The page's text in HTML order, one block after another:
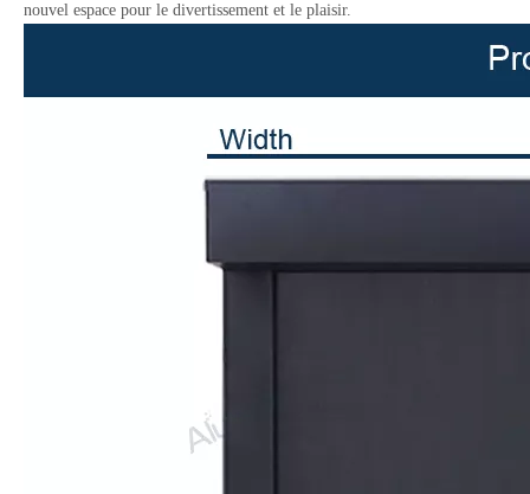
nouvel espace pour le divertissement et le plaisir.